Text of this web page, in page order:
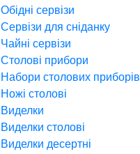
Обідні сервізи
Сервізи для сніданку
Чайні сервізи
Столові прибори
Набори столових приборів
Ножі столові
Виделки
Виделки столові
Виделки десертні